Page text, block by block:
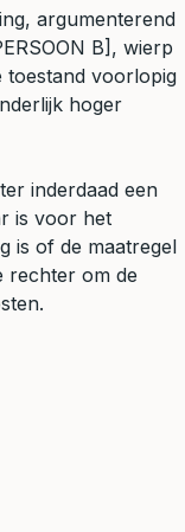
argumenterend
B], wierp
toestand voorlopig
hoger
inderdaad een
is voor het
is of de maatregel
rechter om de